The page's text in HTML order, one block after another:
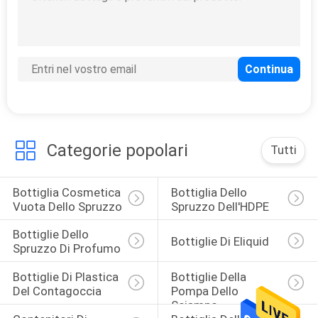
Bottiglie di plastica
Bottiglie della
pompa dello
sciampo
48
Categorie popolari Tutti
Bottiglia Cosmetica
Vuota Dello Spruzzo
Bottiglia Dello
Spruzzo Dell'HDPE
Bottiglie Dello
Spruzzo Di Profumo
Bottiglie Di Eliquid
Bottiglie Di Plastica
Del Contagoccia
Bottiglie Della
Pompa Dello
Sciampo